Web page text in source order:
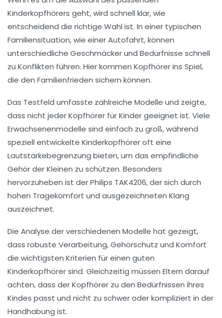
Kinderkopfhörers geht, wird schnell klar, wie
entscheidend die richtige Wahl ist. In einer typischen
Familiensituation, wie einer Autofahrt, können
unterschiedliche Geschmäcker und Bedürfnisse schnell
zu Konflikten führen. Hier kommen Kopfhörerins Spiel,
die den Familienfrieden sichern können.
Das Testfeld umfasste zahlreiche Modelle und zeigte,
dass nicht jederKopfhörer für Kinder geeignet ist. Viele
Erwachsenenmodelle sind einfach zu groß, während
speziell entwickelte Kinderkopfhörer oft eine
Lautstärkebegrenzung bieten, um das empfindliche
Gehör der Kleinen zu schützen. Besonders
hervorzuheben ist derPhilips TAK4206, der sich durch
hohen Tragekomfort und ausgezeichneten Klang
auszeichnet.
Die Analyse der verschiedenen Modelle hat gezeigt,
dass robuste Verarbeitung,Gehörschutz und Komfort
die wichtigsten Kriterien für einen guten
Kinderkopfhörersind. Gleichzeitig müssen Eltern darauf
achten, dass der Kopfhörer zu den Bedürfnissen ihres
Kindes passt und nicht zu schwer oder kompliziert in der
Handhabung ist.